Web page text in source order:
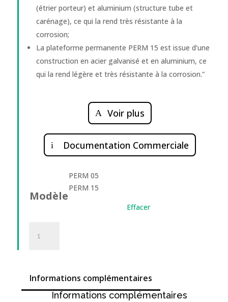
(étrier porteur) et aluminium (structure tube et
carénage), ce qui la rend très résistante à la
corrosion;
La plateforme permanente PERM 15 est issue d’une
construction en acier galvanisé et en aluminium, ce
qui la rend légère et très résistante à la corrosion.”
Voir plus
Documentation Commerciale
Modèle
PERM 05
PERM 15
Effacer
de
permanentes
PERM
Informations complémentaires
Informations complémentaires